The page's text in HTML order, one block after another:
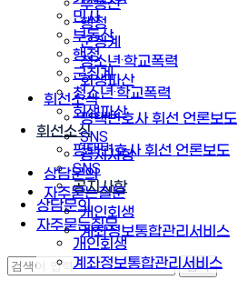
민사
부동산
행정
군징계
청소년·학교폭력
회생파산
휘선소식
평택변호사 휘선 언론보도
SNS
공지사항
상담문의
자주묻는질문
개인회생
계좌정보통합관리서비스
행정
군징계
청소년·학교폭력
회생파산
휘선소식
평택변호사 휘선 언론보도
SNS
공지사항
상담문의
자주묻는질문
개인회생
계좌정보통합관리서비스